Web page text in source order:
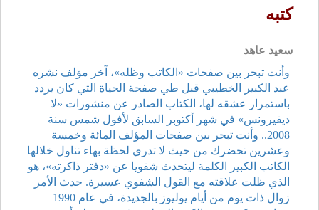
كتبه
سعيد عاهد
وأنت تبحر بين صفحات «الكاتب وظله»، آخر مؤلف نشره
عبد الكبير الخطيبي قبل طي صفحة الحياة التي كان يردد
باستمرار عشقه لها، الكتاب الصادر عن منشورات «لا
ديفيرونس» في شهر أكتوبر السابق لأفول شمس سنة
2008.. وأنت تبحر بين صفحات المؤلف المائة وخمسة
وعشرين تحضرك من حيث لا تدري لحظة بهاء تناول خلالها
الكاتب الكبير الكلمة ليتحدث شفويا عن «دفتر ذاكرته»، هو
الذي ظلت علاقته مع القول الشفوي عسيرة. حدث الأمر
زوال ذات يوم من أيام يوليوز بالجديدة، في عام 1990